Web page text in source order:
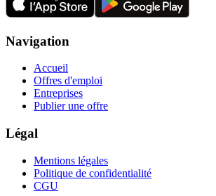
Navigation
Accueil
Offres d'emploi
Entreprises
Publier une offre
Légal
Mentions légales
Politique de confidentialité
CGU